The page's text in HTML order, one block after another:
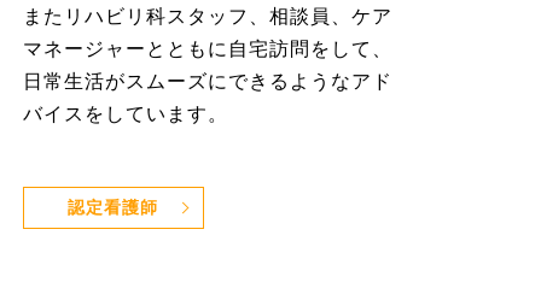
またリハビリ科スタッフ、相談員、ケア
マネージャーとともに自宅訪問をして、
日常生活がスムーズにできるようなアド
バイスをしています。
認定看護師